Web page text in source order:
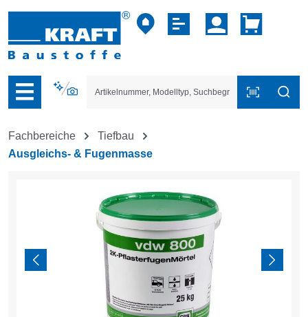
der B2B-Plattform springen
Fachbereiche
Tiefbau
Ausgleichs- & Fugenmasse
Bildergalerie überspringen